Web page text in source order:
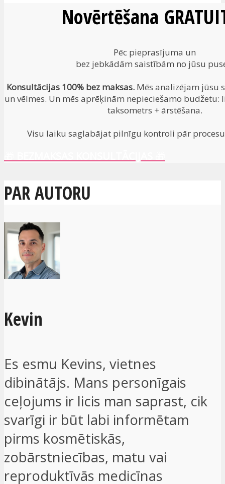
Novērtēšana
Pēc pieprasījuma un
bez jebkādām saistībām no jūsu
Konsultācijas 100% bez maksas. Mēs analizējam jūsu
un vēlmes. Un mēs aprēķinām nepieciešamo budžetu:
taksometrs + ārstēšana.
Visu laiku saglabājat pilnīgu kontroli pār
PAR AUTORU
Kevin
Es esmu Kevins, vietnes
dibinātājs. Mans personīgais
ceļojums ir licis man saprast, cik
svarīgi ir būt labi informētam
pirms kosmētiskās,
zobārstniecības, matu vai
reproduktīvās medicīnas